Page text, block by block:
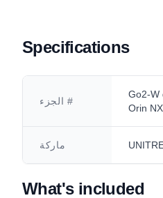
Specifications
الجزء #
Go2-W
Orin NX
ماركة
What's included